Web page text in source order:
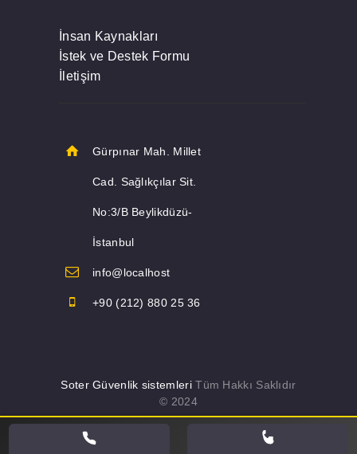
İnsan Kaynakları
İstek ve Destek Formu
İletişim
Gürpınar Mah. Millet
Cad. Sağlıkçılar Sit.
No:3/B Beylikdüzü-
İstanbul
info@localhost
+90 (212) 880 25 36
Soter Güvenlik sistemleriTüm Hakkı Saklıdır
© 2024